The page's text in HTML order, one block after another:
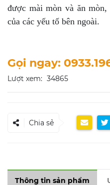
được mài mòn và ăn
của các yếu tố bên ngoài.
Gọi ngay:
Lượt xem: 34865
Chia sẻ
Thông tin sản phẩm